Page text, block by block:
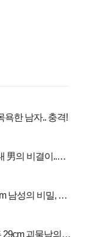
욕한 남자.. 충격!
男의 비결이..충
남성의 비밀, 매
괴물남의